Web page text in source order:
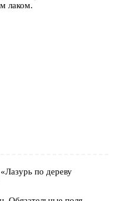
лаком.
по дереву